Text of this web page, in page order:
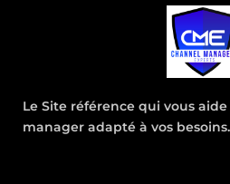
Le Site référence qui vous
manager adapté à vos besoins.